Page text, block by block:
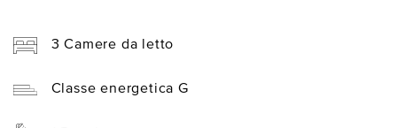
3 Camere da letto
Classe energetica G